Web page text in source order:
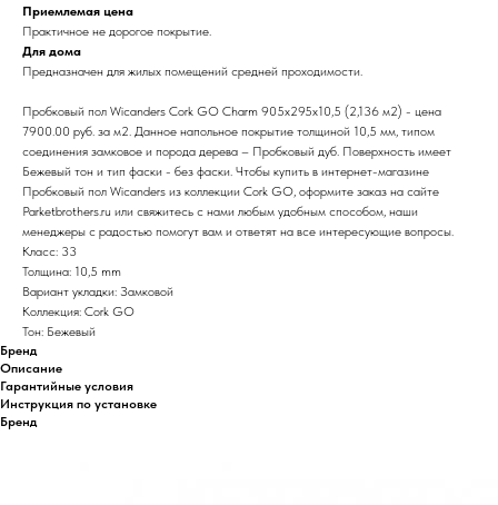
Приемлемая цена
Практичное не дорогое покрытие.
Для дома
Предназначен для жилых помещений средней проходимости.
Пробковый пол Wicanders Cork GO Charm 905х295х10,5 (2,136 м2) - цена
7900.00 руб. за м2. Данное напольное покрытие толщиной 10,5 мм, типом
соединения замковое и порода дерева – Пробковый дуб. Поверхность имеет
Бежевый тон и тип фаски - без фаски. Чтобы купить в интернет-магазине
Пробковый пол Wicanders из коллекции Cork GO, оформите заказ на сайте
Parketbrothers.ru или свяжитесь с нами любым удобным способом, наши
менеджеры с радостью помогут вам и ответят на все интересующие вопросы.
Класс: 33
Толщина: 10,5 mm
Вариант укладки: Замковой
Коллекция: Cork GO
Тон: Бежевый
Бренд
Описание
Гарантийные условия
Инструкция по установке
Бренд